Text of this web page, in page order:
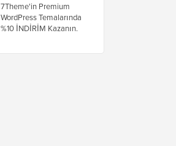
7Theme'in Premium
WordPress Temalarında
%10 İNDİRİM Kazanın.